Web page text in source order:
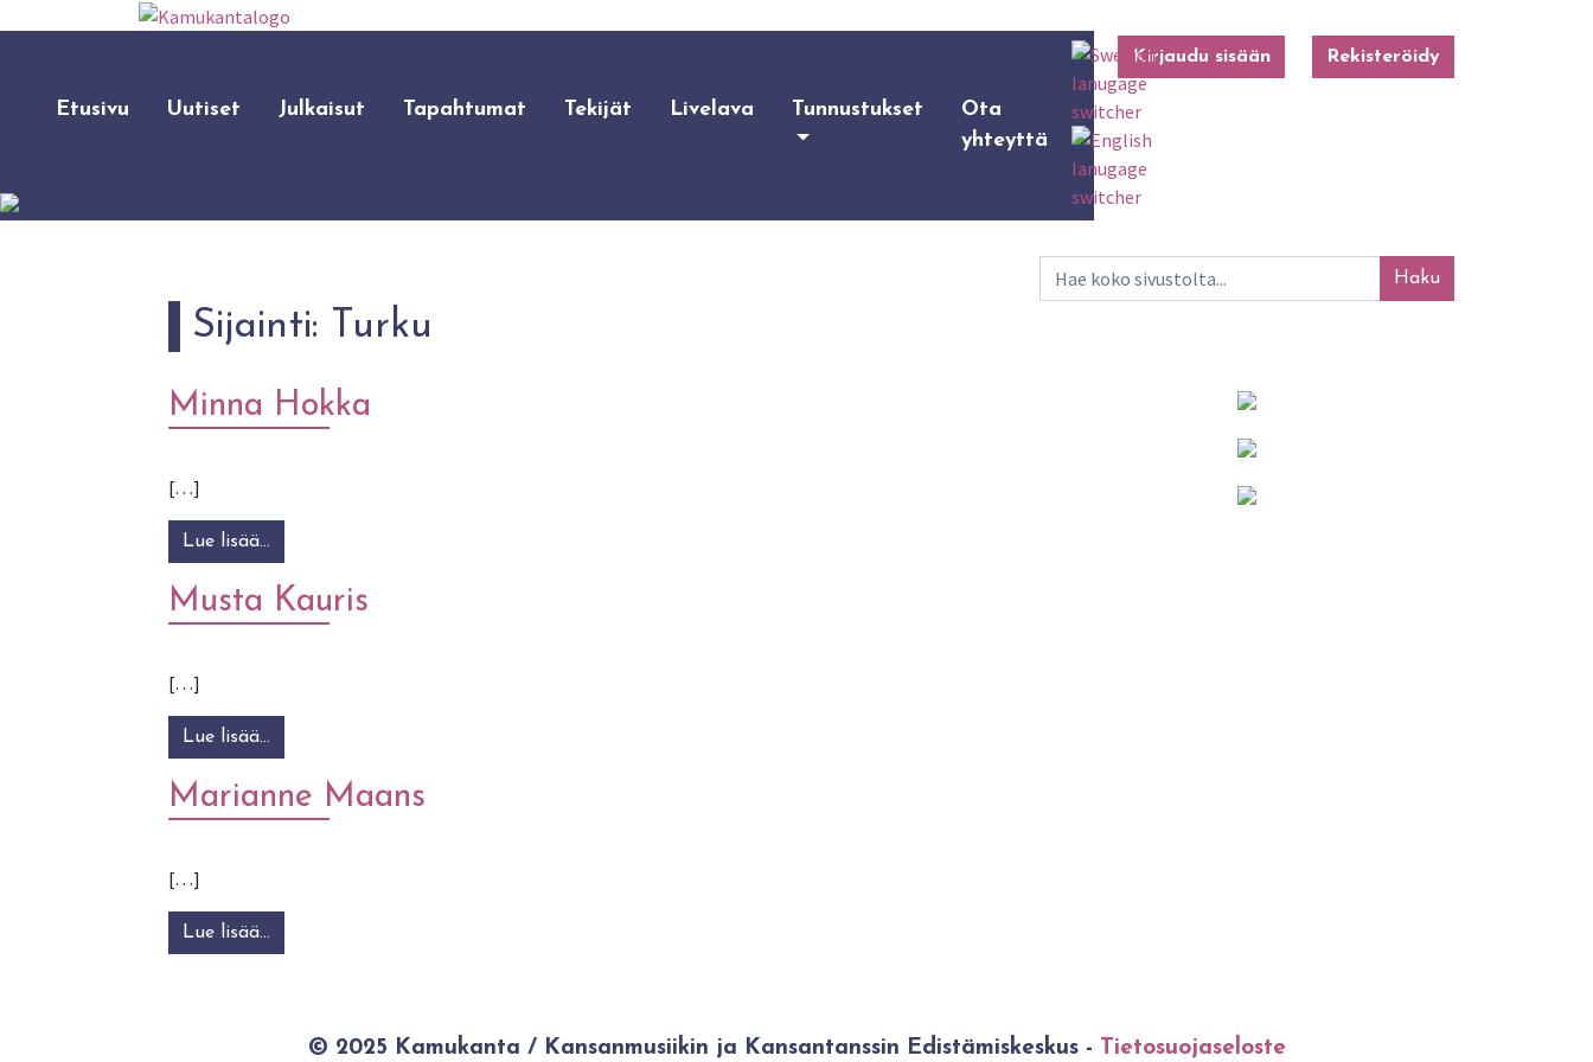
Kirjaudu sisään Rekisteröidy
Etusivu Uutiset Julkaisut Tapahtumat Tekijät Livelava Tunnustukset
Ota
yhteyttä
Sijainti: Turku
Minna Hokka
[…]
Lue lisää…
Musta Kauris
[…]
Lue lisää…
Marianne Maans
[…]
Lue lisää…
Haku
© 2025 Kamukanta / Kansanmusiikin ja Kansantanssin Edistämiskeskus - Tietosuojaseloste